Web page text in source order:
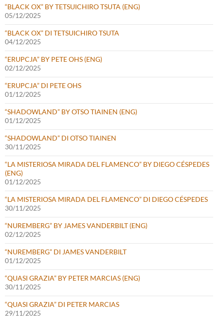
“BLACK OX” BY TETSUICHIRO TSUTA (ENG)
05/12/2025
“BLACK OX” DI TETSUICHIRO TSUTA
04/12/2025
“ERUPCJA” BY PETE OHS (ENG)
02/12/2025
“ERUPCJA” DI PETE OHS
01/12/2025
“SHADOWLAND” BY OTSO TIAINEN (ENG)
01/12/2025
“SHADOWLAND” DI OTSO TIAINEN
30/11/2025
“LA MISTERIOSA MIRADA DEL FLAMENCO” BY DIEGO CÉSPEDES
(ENG)
01/12/2025
“LA MISTERIOSA MIRADA DEL FLAMENCO” DI DIEGO CÉSPEDES
30/11/2025
“NUREMBERG” BY JAMES VANDERBILT (ENG)
02/12/2025
“NUREMBERG” DI JAMES VANDERBILT
01/12/2025
“QUASI GRAZIA” BY PETER MARCIAS (ENG)
30/11/2025
“QUASI GRAZIA” DI PETER MARCIAS
29/11/2025